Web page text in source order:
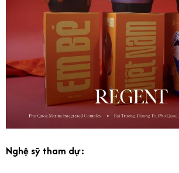
Nghệ sỹ tham dự: